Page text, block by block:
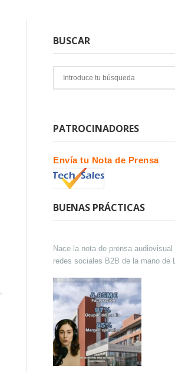
BUSCAR
PATROCINADORES
Envía tu Nota de Prensa
BUENAS PRÁCTICAS
Nace la nota de prensa audiovisual
redes sociales B2B de la mano de